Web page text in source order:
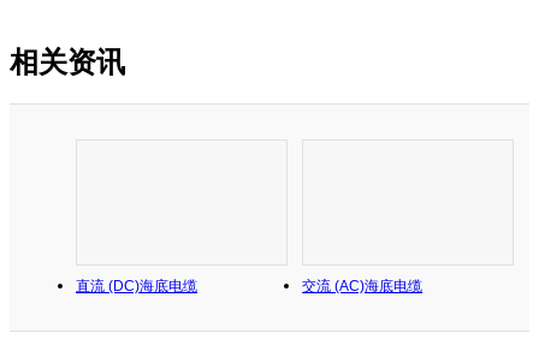
相关资讯
直流 (DC)海底电缆 交流 (AC)海底电缆